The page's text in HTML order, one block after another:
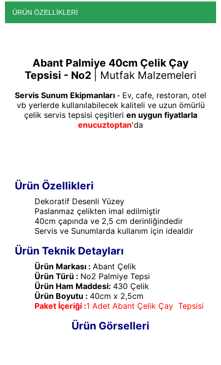
ÜRÜN ÖZELLIKLERI
Abant Palmiye 40cm Çelik Çay
Tepsisi - No2
Mutfak Malzemeleri
Servis Sunum Ekipmanları - Ev, cafe, restoran, otel
vb yerlerde kullanılabilecek kaliteli ve uzun ömürlü
çelik servis tepsisi çeşitleri en uygun fiyatlarla
enucuztoptan'da
Ürün Özellikleri
Dekoratif Desenli Yüzey
Paslanmaz çelikten imal edilmiştir
40cm çapında ve 2,5 cm derinliğindedir
Servis ve Sunumlarda kullanım için idealdir
Ürün Teknik Detayları
Ürün Markası : Abant Çelik
Ürün Türü : No2 Palmiye Tepsi
Ürün Ham Maddesi: 430 Çelik
Ürün Boyutu : 40cm x 2,5cm
Paket İçeriği :1 Adet Abant Çelik Çay Tepsisi
Ürün Görselleri